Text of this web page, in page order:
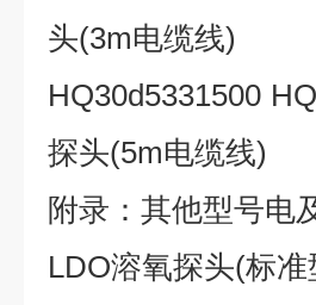
头(3m电缆线)
HQ30d5331500
探头(5m电缆线)
附录：其他型号电
LDO溶氧探头(标